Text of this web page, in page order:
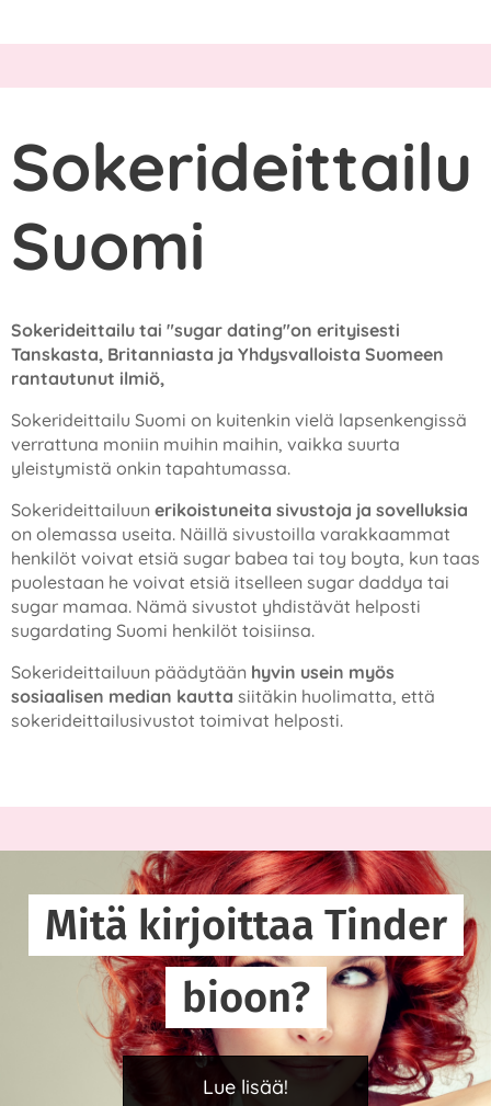
Sokerideittailu
Suomi
Sokerideittailu tai "sugar dating"on erityisesti
Tanskasta, Britanniasta ja Yhdysvalloista Suomeen
rantautunut ilmiö,
Sokerideittailu Suomi on kuitenkin vielä lapsenkengissä
verrattuna moniin muihin maihin, vaikka suurta
yleistymistä onkin tapahtumassa.
Sokerideittailuun erikoistuneita sivustoja ja sovelluksia
on olemassa useita. Näillä sivustoilla varakkaammat
henkilöt voivat etsiä sugar babea tai toy boyta, kun taas
puolestaan he voivat etsiä itselleen sugar daddya tai
sugar mamaa. Nämä sivustot yhdistävät helposti
sugardating Suomi henkilöt toisiinsa.
Sokerideittailuun päädytään hyvin usein myös
sosiaalisen median kautta siitäkin huolimatta, että
sokerideittailusivustot toimivat helposti.
Mitä kirjoittaa Tinder
bioon?
Lue lisää!